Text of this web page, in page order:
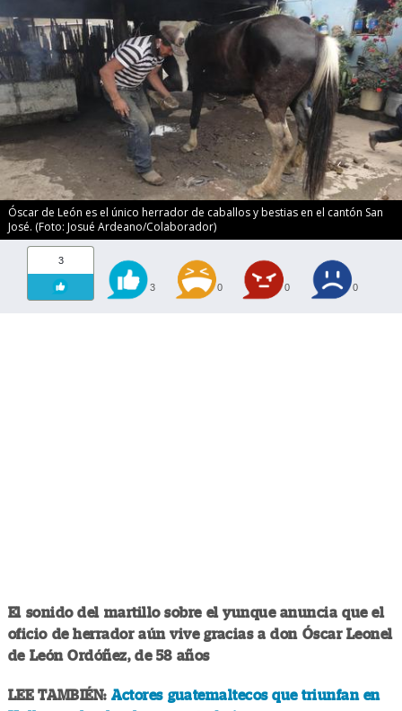
Óscar de León es el único herrador de caballos y bestias en el cantón San
José. (Foto: Josué Ardeano/Colaborador)
3
3 0 0 0
El sonido del martillo sobre el yunque anuncia que el
oficio de herrador aún vive gracias a don Óscar Leonel
de León Ordóñez, de 58 años
LEE TAMBIÉN: Actores guatemaltecos que triunfan en